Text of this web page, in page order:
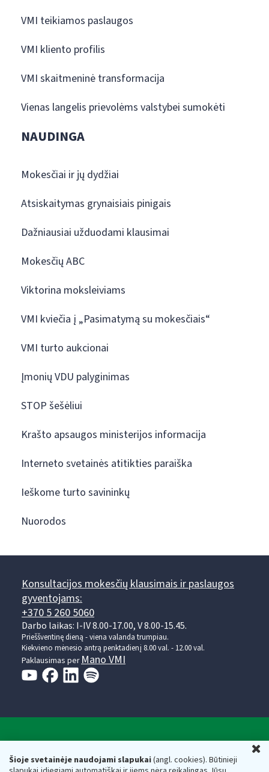
Šioje svetainėje naudojami slapukai(angl. cookies). Būtinieji
VMI teikiamos paslaugos
VMI kliento profilis
VMI skaitmeninė transformacija
Vienas langelis prievolėms valstybei sumokėti
NAUDINGA
Mokesčiai ir jų dydžiai
Atsiskaitymas grynaisiais pinigais
Dažniausiai užduodami klausimai
Mokesčių ABC
Viktorina moksleiviams
VMI kviečia į „Pasimatymą su mokesčiais“
VMI turto aukcionai
Įmonių VDU palyginimas
STOP šešėliui
Krašto apsaugos ministerijos informacija
Interneto svetainės atitikties paraiška
Ieškome turto savininkų
Nuorodos
Konsultacijos mokesčių klausimais ir paslaugos
gyventojams:
+370 5 260 5060
Darbo laikas: I-IV 8.00-17.00, V 8.00-15.45.
Prieššventinę dieną - viena valanda trumpiau.
Kiekvieno mėnesio antrą penktadienį 8.00 val. - 12.00 val.
Paklausimas per Mano VMI
Respublikos finansų ministerijos